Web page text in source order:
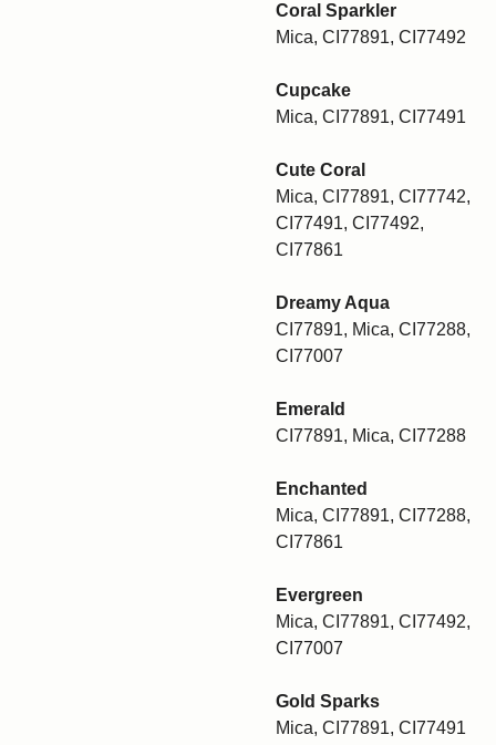
Coral Sparkler
Mica, CI77891, CI77492
Cupcake
Mica, CI77891, CI77491
Cute Coral
Mica, CI77891, CI77742,
CI77491, CI77492,
CI77861
Dreamy Aqua
CI77891, Mica, CI77288,
CI77007
Emerald
CI77891, Mica, CI77288
Enchanted
Mica, CI77891, CI77288,
CI77861
Evergreen
Mica, CI77891, CI77492,
CI77007
Gold Sparks
Mica, CI77891, CI77491